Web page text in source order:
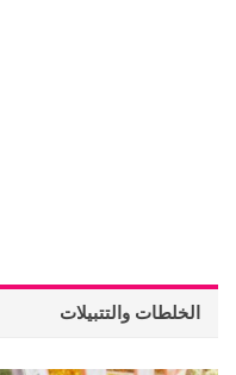
الخلطات والتتبيلات